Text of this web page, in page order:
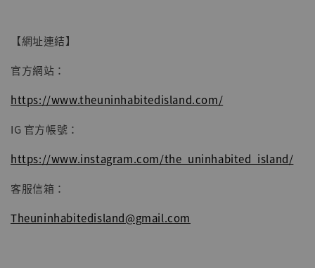
NT$ 4,980
加入購物車
【網址連結】
官方網站：
https://www.theuninhabitedisland.com/
IG 官方帳號：
https://www.instagram.com/the_uninhabited_island/
客服信箱：
Theuninhabitedisland@gmail.com